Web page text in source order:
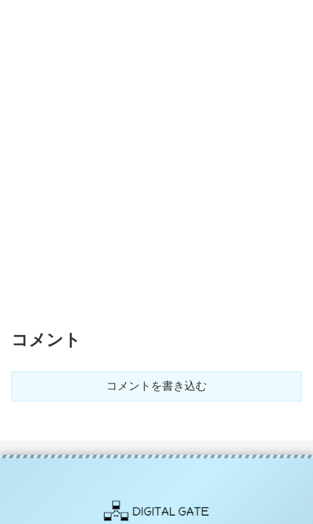
コメント
コメントを書き込む